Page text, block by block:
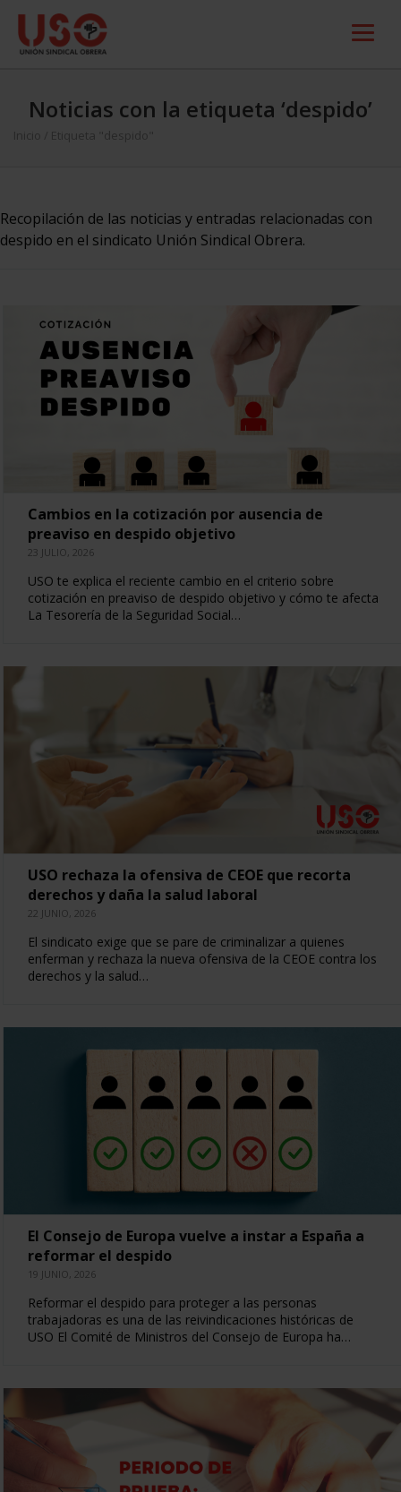
Noticias con la etiqueta ‘despido’
Inicio Etiqueta "despido"
Recopilación de las noticias y entradas relacionadas con
despido en el sindicato Unión Sindical Obrera.
Cambios en la cotización por ausencia de
preaviso en despido objetivo
23 JULIO, 2026
USO te explica el reciente cambio en el criterio sobre
cotización en preaviso de despido objetivo y cómo te afecta
La Tesorería de la Seguridad Social…
USO rechaza la ofensiva de CEOE que recorta
derechos y daña la salud laboral
22 JUNIO, 2026
El sindicato exige que se pare de criminalizar a quienes
enferman y rechaza la nueva ofensiva de la CEOE contra los
derechos y la salud…
El Consejo de Europa vuelve a instar a España a
reformar el despido
19 JUNIO, 2026
Reformar el despido para proteger a las personas
trabajadoras es una de las reivindicaciones históricas de
USO El Comité de Ministros del Consejo de Europa ha…